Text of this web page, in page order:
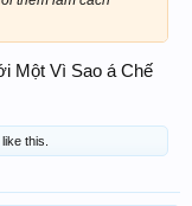
Một Vì Sao á Chế
like this.